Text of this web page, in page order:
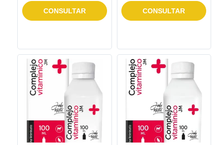
CONSULTAR CONSULTAR